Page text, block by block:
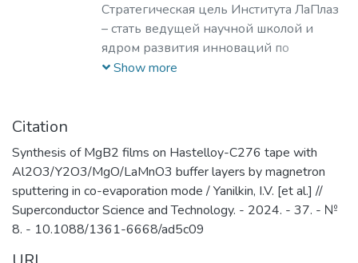
Стратегическая цель Института ЛаПлаз
– стать ведущей научной школой и
ядром развития инноваций по
лазерным, плазменным, радиационным
российском и мировом рынке
образовательных услуг.
Show more
Citation
Synthesis of MgB2 films on Hastelloy-C276 tape with
Al2O3/Y2O3/MgO/LaMnO3 buffer layers by magnetron
sputtering in co-evaporation mode / Yanilkin, I.V. [et al.] //
Superconductor Science and Technology. - 2024. - 37. - №
8. - 10.1088/1361-6668/ad5c09